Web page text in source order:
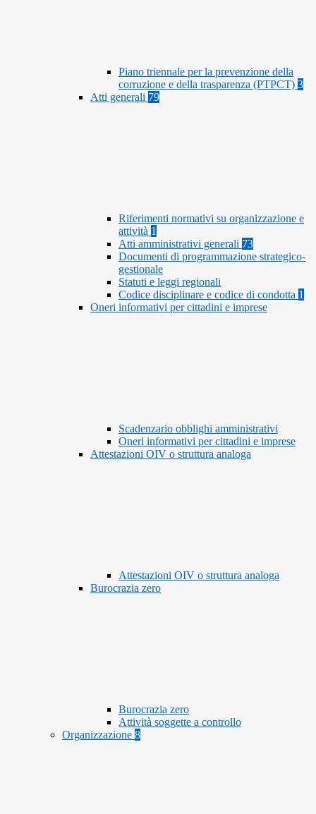
Piano triennale per la prevenzione della
corruzione e della trasparenza (PTPCT) 3
Atti generali 79
Riferimenti normativi su organizzazione e
attività 1
Atti amministrativi generali 73
Documenti di programmazione strategico-
gestionale
Statuti e leggi regionali
Codice disciplinare e codice di condotta 1
Oneri informativi per cittadini e imprese
Scadenzario obblighi amministrativi
Oneri informativi per cittadini e imprese
Attestazioni OIV o struttura analoga
Attestazioni OIV o struttura analoga
Burocrazia zero
Burocrazia zero
Attività soggette a controllo
Organizzazione 8